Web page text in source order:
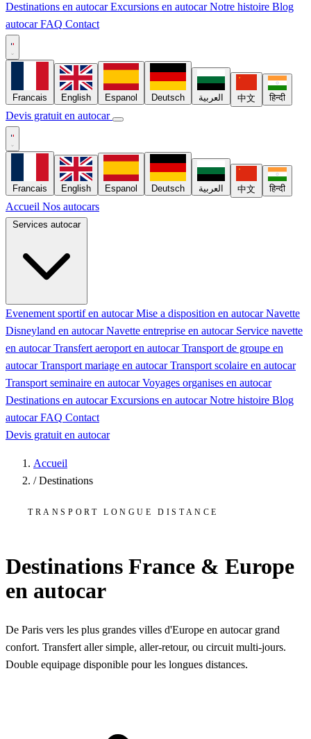
Destinations en autocar Excursions en autocar Notre histoire Blog
autocar FAQ Contact
Francais English Espanol Deutsch العربية 中文 हिन्दी
Devis gratuit en autocar
Francais English Espanol Deutsch العربية 中文 हिन्दी
Accueil Nos autocars
Services autocar
Evenement sportif en autocar Mise a disposition en autocar Navette
Disneyland en autocar Navette entreprise en autocar Service navette
en autocar Transfert aeroport en autocar Transport de groupe en
autocar Transport mariage en autocar Transport scolaire en autocar
Transport seminaire en autocar Voyages organises en autocar
Destinations en autocar Excursions en autocar Notre histoire Blog
autocar FAQ Contact
Devis gratuit en autocar
Accueil
/ Destinations
TRANSPORT LONGUE DISTANCE
Destinations France & Europe
en autocar
De Paris vers les plus grandes villes d'Europe en autocar grand
confort. Transfert aller simple, aller-retour, ou circuit multi-jours.
Double equipage disponible pour les longues distances.